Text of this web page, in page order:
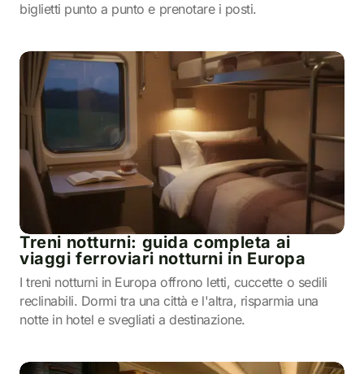
biglietti punto a punto e prenotare i posti.
Treni notturni: guida completa ai
viaggi ferroviari notturni in Europa
I treni notturni in Europa offrono letti, cuccette o sedili
reclinabili. Dormi tra una città e l'altra, risparmia una
notte in hotel e svegliati a destinazione.